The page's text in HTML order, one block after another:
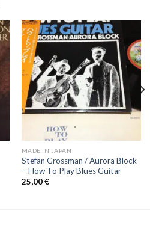
MADE IN JAPAN
Stefan Grossman / Aurora Block
‎– How To Play Blues Guitar
25,00€